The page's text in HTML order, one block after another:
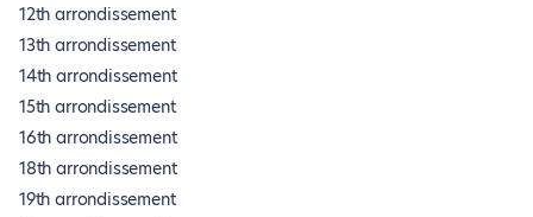
12th arrondissement
13th arrondissement
14th arrondissement
15th arrondissement
16th arrondissement
18th arrondissement
19th arrondissement